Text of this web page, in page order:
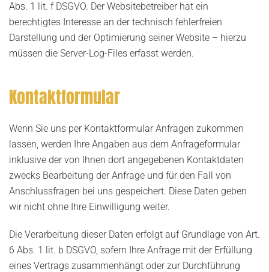
Abs. 1 lit. f DSGVO. Der Websitebetreiber hat ein
berechtigtes Interesse an der technisch fehlerfreien
Darstellung und der Optimierung seiner Website – hierzu
müssen die Server-Log-Files erfasst werden.
Kontaktformular
Wenn Sie uns per Kontaktformular Anfragen zukommen
lassen, werden Ihre Angaben aus dem Anfrageformular
inklusive der von Ihnen dort angegebenen Kontaktdaten
zwecks Bearbeitung der Anfrage und für den Fall von
Anschlussfragen bei uns gespeichert. Diese Daten geben
wir nicht ohne Ihre Einwilligung weiter.
Die Verarbeitung dieser Daten erfolgt auf Grundlage von Art.
6 Abs. 1 lit. b DSGVO, sofern Ihre Anfrage mit der Erfüllung
eines Vertrags zusammenhängt oder zur Durchführung